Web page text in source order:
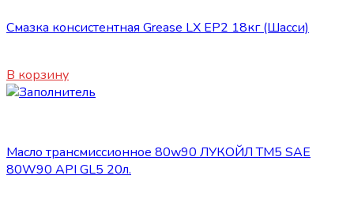
Смазка консистентная Grease LX EP2 18кг (Шасси)
В корзину
Масло трансмиссионное 80w90 ЛУКОЙЛ ТМ5 SAE
80W90 API GL5 20л.